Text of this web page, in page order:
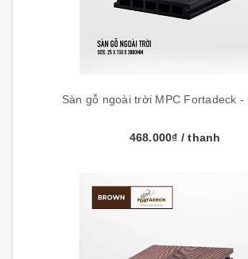
Sàn gỗ ngoài trời MPC Fortadeck -
468.000₫ / thanh